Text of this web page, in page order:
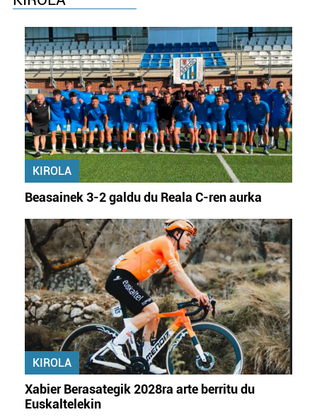
KIROLA
Beasainek 3-2 galdu du Reala C-ren aurka
KIROLA
Xabier Berasategik 2028ra arte berritu du
Euskaltelekin